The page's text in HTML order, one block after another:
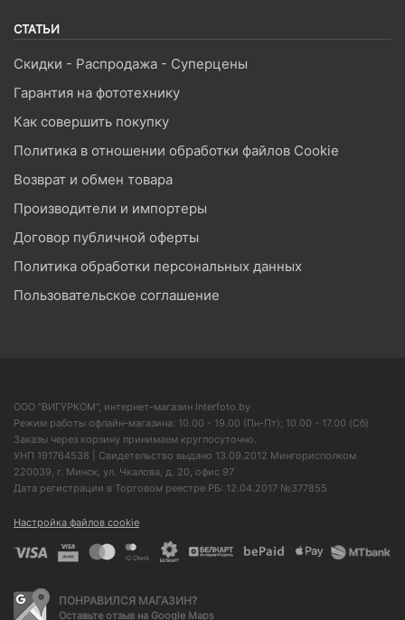
СТАТЬИ
Скидки - Распродажа - Суперцены
Гарантия на фототехнику
Как совершить покупку
Политика в отношении обработки файлов Cookie
Возврат и обмен товара
Производители и импортеры
Договор публичной оферты
Политика обработки персональных данных
Пользовательское соглашение
ООО "ВИГУРКОМ", интернет-магазин Interfoto.by
Режим работы офлайн-магазина: 10.00 - 19.00 (Пн-Пт); 10.00 - 17.00 (Сб)
Заказы через корзину принимаем круглосуточно.
УНП 191764538 | Свидетельство выдано 13.09.2012 Мингорисполком
220039, г. Минск, ул. Чкалова, д. 20, офис 97
Дата регистрации в Торговом реестре РБ: 12.04.2017 №377855
Настройка файлов cookie
ПОНРАВИЛСЯ МАГАЗИН?
Оставьте отзыв на Google Maps